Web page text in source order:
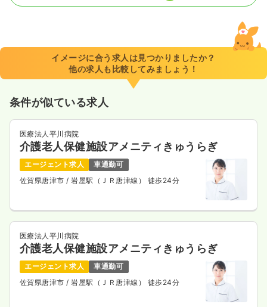
8:30～17:30
日祝休み
4週8休以上 月給23万円以上可
気になる
日勤のみ（パート）
給与 時給1,300円〜
時間 8:30～17:30
訪問看護正・准看護師 訪問看護
イメージに合う求人は見つかりましたか？
他の求人も比較してみましょう！
条件が似ている求人
医療法人平川病院
介護老人保健施設アメニティきゅうらぎ
エージェント求人
車通勤可
佐賀県唐津市 / 岩屋駅（ＪＲ唐津線） 徒歩24分
医療法人平川病院
介護老人保健施設アメニティきゅうらぎ
エージェント求人
車通勤可
佐賀県唐津市 / 岩屋駅（ＪＲ唐津線） 徒歩24分